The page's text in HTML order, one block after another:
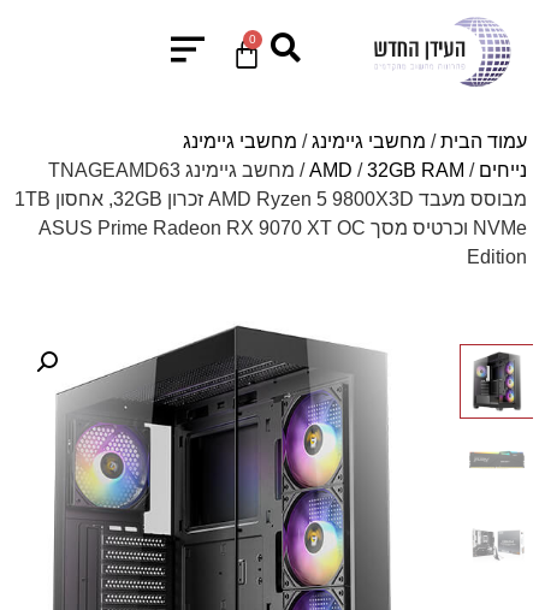
0
עמוד הבית/ מחשבי גיימינג/ מחשבי גיימינג
נייחים /
AMD /32GB RAM
/ מחשב גיימינג TNAGEAMD63
מבוסס מעבד AMD Ryzen 5 9800X3D זכרון 32GB, אחסון 1TB
NVMe וכרטיס מסך ASUS Prime Radeon RX 9070 XT OC
Edition